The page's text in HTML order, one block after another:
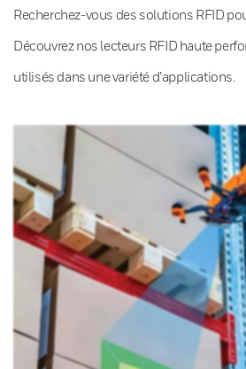
Recherchez-vous des solutions RFID
Découvrez nos lecteurs RFID haute
utilisés dans une variété d’applications.